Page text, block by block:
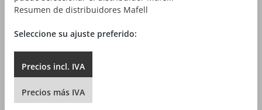
CARRIL GUÍA F 110
N.º artículo: 204381
Resumen de distribuidores Mafell
Seleccione su ajuste preferido:
Precios incl. IVA
Precios más IVA